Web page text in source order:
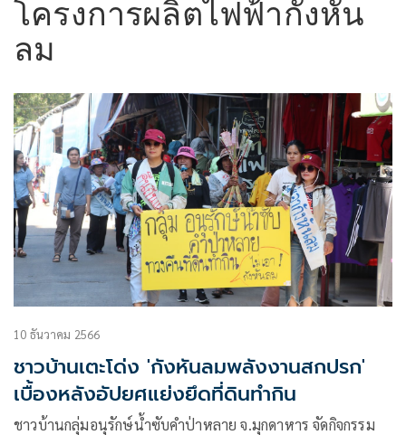
โครงการผลิตไฟฟ้ากังหัน
ลม
10 ธันวาคม 2566
ชาวบ้านเตะโด่ง 'กังหันลมพลังงานสกปรก'
เบื้องหลังอัปยศแย่งยึดที่ดินทำกิน
ชาวบ้านกลุ่มอนุรักษ์น้ำซับคำป่าหลาย จ.มุกดาหาร จัดกิจกรรม